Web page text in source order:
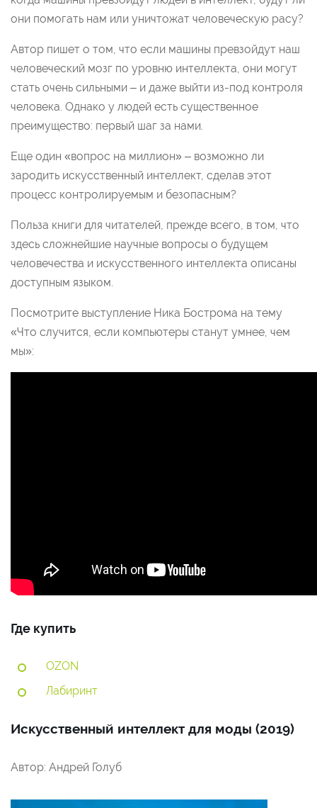
они помогать нам или уничтожат человеческую расу?
Автор пишет о том, что если машины превзойдут наш
человеческий мозг по уровню интеллекта, они могут
стать очень сильными – и даже выйти из-под контроля
человека. Однако у людей есть существенное
преимущество: первый шаг за нами.
Еще один «вопрос на миллион» – возможно ли
зародить искусственный интеллект, сделав этот
процесс контролируемым и безопасным?
Польза книги для читателей, прежде всего, в том, что
здесь сложнейшие научные вопросы о будущем
человечества и искусственного интеллекта описаны
доступным языком.
Посмотрите выступление Ника Бострома на тему
«Что случится, если компьютеры станут умнее, чем
мы»:
Где купить
OZON
Лабиринт
Искусственный интеллект для моды (2019)
Автор: Андрей Голуб